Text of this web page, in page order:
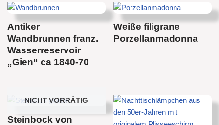
Antiker
Wandbrunnen franz.
Wasserreservoir
„Gien“ ca 1840-70
Weiße filigrane
Porzellanmadonna
NICHT VORRÄTIG
Steinbock von